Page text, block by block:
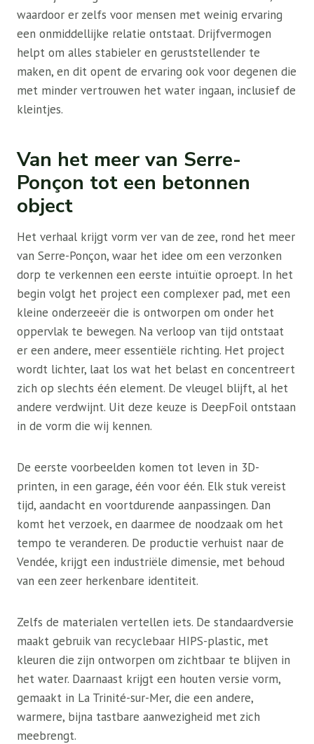
waardoor er zelfs voor mensen met weinig ervaring
een onmiddellijke relatie ontstaat. Drijfvermogen
helpt om alles stabieler en geruststellender te
maken, en dit opent de ervaring ook voor degenen die
met minder vertrouwen het water ingaan, inclusief de
kleintjes.
Van het meer van Serre-
Ponçon tot een betonnen
object
Het verhaal krijgt vorm ver van de zee, rond het meer
van Serre-Ponçon, waar het idee om een ​​verzonken
dorp te verkennen een eerste intuïtie oproept. In het
begin volgt het project een complexer pad, met een
kleine onderzeeër die is ontworpen om onder het
oppervlak te bewegen. Na verloop van tijd ontstaat
er een andere, meer essentiële richting. Het project
wordt lichter, laat los wat het belast en concentreert
zich op slechts één element. De vleugel blijft, al het
andere verdwijnt. Uit deze keuze is DeepFoil ontstaan
​​in de vorm die wij kennen.
De eerste voorbeelden komen tot leven in 3D-
printen, in een garage, één voor één. Elk stuk vereist
tijd, aandacht en voortdurende aanpassingen. Dan
komt het verzoek, en daarmee de noodzaak om het
tempo te veranderen. De productie verhuist naar de
Vendée, krijgt een industriële dimensie, met behoud
van een zeer herkenbare identiteit.
Zelfs de materialen vertellen iets. De standaardversie
maakt gebruik van recyclebaar HIPS-plastic, met
kleuren die zijn ontworpen om zichtbaar te blijven in
het water. Daarnaast krijgt een houten versie vorm,
gemaakt in La Trinité-sur-Mer, die een andere,
warmere, bijna tastbare aanwezigheid met zich
meebrengt.